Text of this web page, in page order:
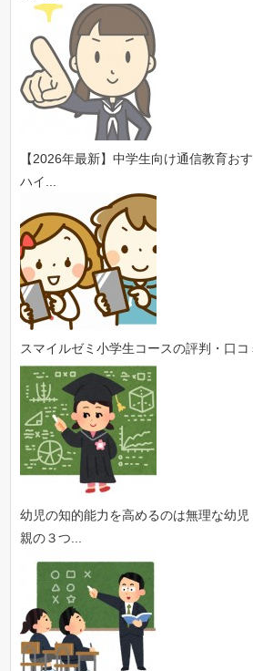
【2026年最新】中学生向け通信教育お
ハイ...
スマイルゼミ小学生コースの評判・口コ
幼児の知的能力を高めるのは無理な幼児
親の３つ...